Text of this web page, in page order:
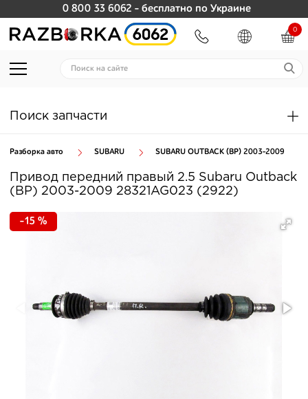
0 800 33 6062 - бесплатно по Украине
0
Поиск запчасти
Разборка авто SUBARU SUBARU OUTBACK (BP) 2003-2009
Привод передний правый 2.5 Subaru Outback
(BP) 2003-2009 28321AG023 (2922)
-15 %